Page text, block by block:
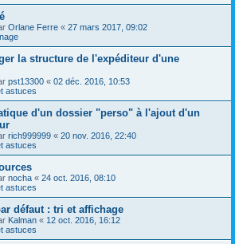
Orlane Ferre « 27 mars 2017, 09:02
la structure de l'expéditeur d'une
pst13300 « 02 déc. 2016, 10:53
astuces
d'un dossier "perso" à l'ajout d'un
rich999999 « 20 nov. 2016, 22:40
astuces
nocha « 24 oct. 2016, 08:10
astuces
défaut : tri et affichage
Kalman « 12 oct. 2016, 16:12
astuces